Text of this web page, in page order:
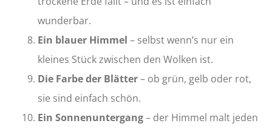
wunderbar.
Ein blauer Himmel – selbst wenn’s nur ein
kleines Stück zwischen den Wolken ist.
Die Farbe der Blätter– ob grün, gelb oder rot,
sie sind einfach schön.
Ein Sonnenuntergang– der Himmel malt jeden